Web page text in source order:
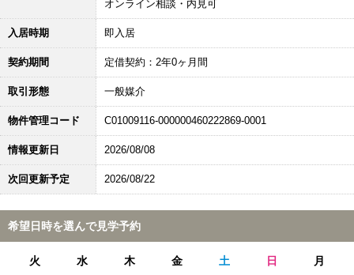
オンライン相談・内見可
入居時期 即入居
契約期間 定借契約：2年0ヶ月間
取引形態 一般媒介
物件管理コード C01009116-000000460222869-0001
情報更新日 2026/08/08
次回更新予定 2026/08/22
希望日時を選んで見学予約
火 水 木 金 土 日 月